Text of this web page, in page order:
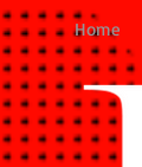
Home